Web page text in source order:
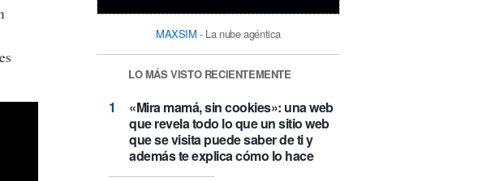
MAXSIM - La nube agéntica
LO MÁS VISTO RECIENTEMENTE
«Mira mamá, sin cookies»: una web
que revela todo lo que un sitio web
que se visita puede saber de ti y
además te explica cómo lo hace